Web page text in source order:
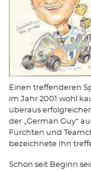
Einen treffenderen
im Jahr 2001 wohl
überaus
der „German Guy“
Fürchten und
bezeichnete Ihn
Schon seit Beginn